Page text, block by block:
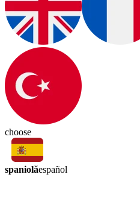
choose
spaniolăespañol